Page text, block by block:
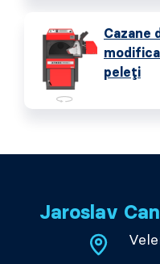
Cazane
peleți
Jaroslav